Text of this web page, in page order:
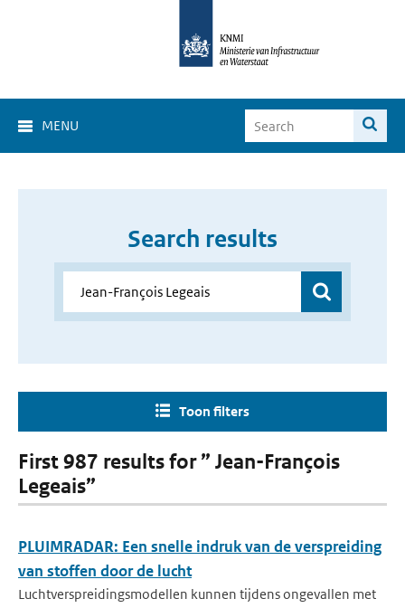
MENU
Search results
Toon filters
First 987 results for ” Jean-François
Legeais”
PLUIMRADAR: Een snelle indruk van de verspreiding
van stoffen door de lucht
Luchtverspreidingsmodellen kunnen tijdens ongevallen met